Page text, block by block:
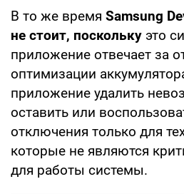
В то же время Samsung
не стоит, поскольку это
приложение отвечает за
оптимизации
приложение удалить
оставить или
отключения только для
которые не являются
для работы системы.